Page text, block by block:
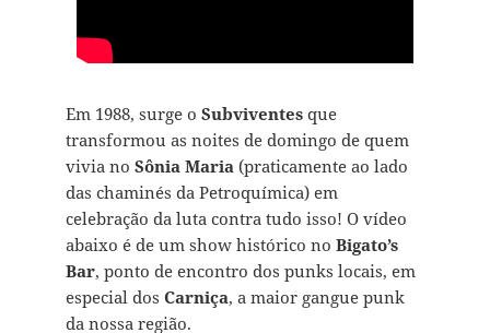
Em 1988, surge o Subviventesque
transformou as noites de domingo de quem
vivia no Sônia Maria(praticamente ao lado
das chaminés da Petroquímica) em
celebração da luta contra tudo isso! O vídeo
abaixo é de um show histórico no Bigato’s
Bar, ponto de encontro dos punks locais, em
especial dos Carniça, a maior gangue punk
da nossa região.